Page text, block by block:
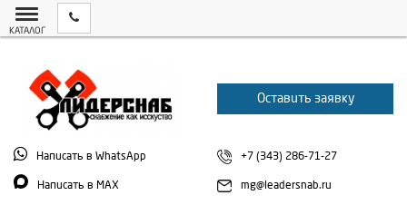
КАТАЛОГ
Оставить заявку
Написать в WhatsApp
Написать в MAX
+7 (343) 286-71-27
mg@leadersnab.ru